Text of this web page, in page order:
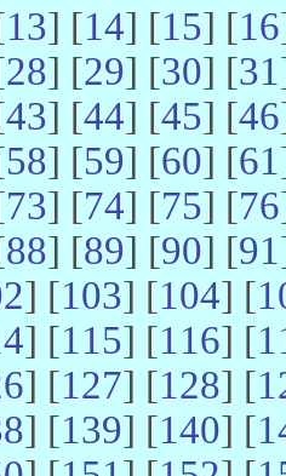
13] [14] [15] [16
28] [29] [30] [31
43] [44] [45] [46
58] [59] [60] [61
73] [74] [75] [76
88] [89] [90] [91
] [103] [104] [
] [115] [116] [
] [127] [128] [
] [139] [140] [